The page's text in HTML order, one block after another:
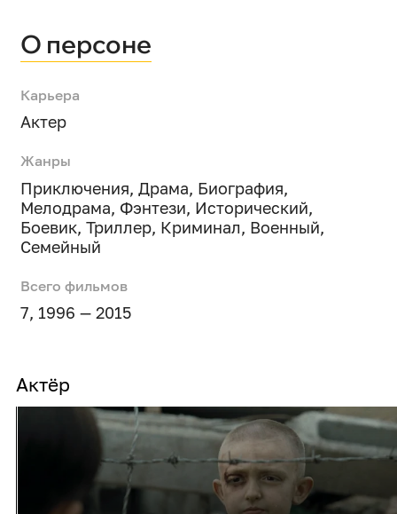
О персоне
Карьера
Актер
Жанры
Приключения, Драма, Биография,
Мелодрама, Фэнтези, Исторический,
Боевик, Триллер, Криминал, Военный,
Семейный
Всего фильмов
7, 1996 — 2015
Актёр